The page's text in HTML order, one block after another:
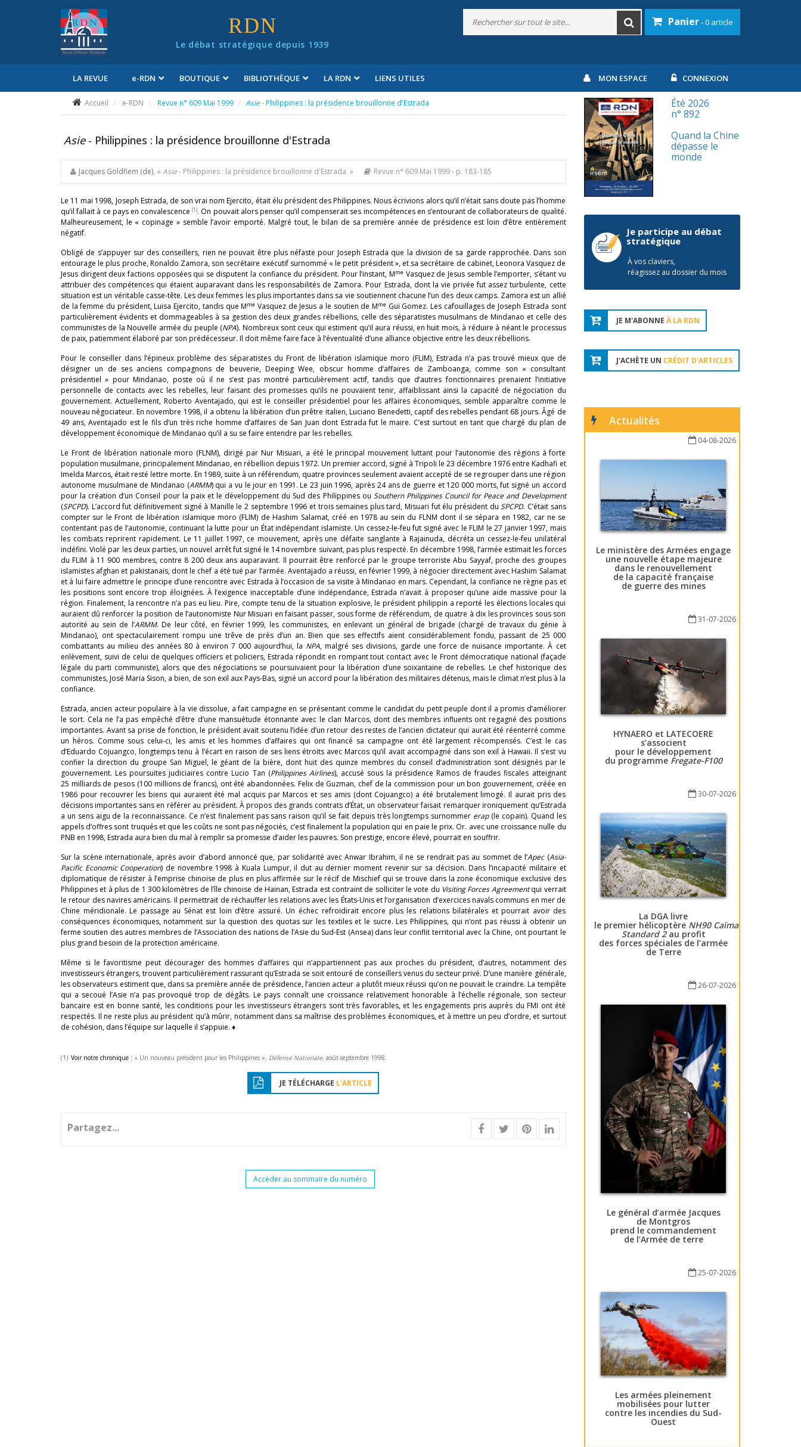
RDN
Le débat stratégique depuis 1939
Panier- 0 article
LA REVUE e-RDN BOUTIQUE BIBLIOTHÈQUE LA RDN LIENS UTILES MON ESPACE CONNEXION
Accueil e-RDN Revue n° 609 Mai 1999 Asie- Philippines : la présidence brouillonne d'Estrada
Asie - Philippines : la présidence brouillonne d'Estrada
Jacques Goldfiem (de), « Asie- Philippines : la présidence brouillonne d'Estrada » Revue n° 609 Mai 1999- p. 183-185
Le 11 mai 1998, Joseph Estrada, de son vrai nom Ejercito, était élu président des Philippines. Nous écrivions alors qu’il n’était sans doute pas l’homme
qu’il fallait à ce pays en convalescence(1). On pouvait alors penser qu’il compenserait ses incompétences en s’entourant de collaborateurs de qualité.
Malheureusement, le « copinage » semble l’avoir emporté. Malgré tout, le bilan de sa première année de présidence est loin d’être entièrement
négatif.
Obligé de s’appuyer sur des conseillers, rien ne pouvait être plus néfaste pour Joseph Estrada que la division de sa garde rapprochée. Dans son
entourage le plus proche, Ronaldo Zamora, son secrétaire exécutif surnommé « le petit président », et sa secrétaire de cabinet, Leonora Vasquez de
Jesus dirigent deux factions opposées qui se disputent la confiance du président. Pour l’instant, Mme Vasquez de Jesus semble l’emporter, s’étant vu
attribuer des compétences qui étaient auparavant dans les responsabilités de Zamora. Pour Estrada, dont la vie privée fut assez turbulente, cette
situation est un véritable casse-tête. Les deux femmes les plus importantes dans sa vie soutiennent chacune l’un des deux camps. Zamora est un allié
de la femme du président, Luisa Ejercito, tandis que Mme Vasquez de Jesus a le soutien de MmeGui Gomez. Les cafouillages de Joseph Estrada sont
particulièrement évidents et dommageables à sa gestion des deux grandes rébellions, celle des séparatistes musulmans de Mindanao et celle des
communistes de la Nouvelle armée du peuple (NPA). Nombreux sont ceux qui estiment qu’il aura réussi, en huit mois, à réduire à néant le processus
de paix, patiemment élaboré par son prédécesseur. Il doit même faire face à l’éventualité d’une alliance objective entre les deux rébellions.
Pour le conseiller dans l’épineux problème des séparatistes du Front de libération islamique moro (FLIM), Estrada n’a pas trouvé mieux que de
désigner un de ses anciens compagnons de beuverie, Deeping Wee, obscur homme d’affaires de Zamboanga, comme son « consultant
présidentiel » pour Mindanao, poste où il ne s’est pas montré particulièrement actif, tandis que d’autres fonctionnaires prenaient l’initiative
personnelle de contacts avec les rebelles, leur faisant des promesses qu’ils ne pouvaient tenir, affaiblissant ainsi la capacité de négociation du
gouvernement. Actuellement, Roberto Aventajado, qui est le conseiller présidentiel pour les affaires économiques, semble apparaître comme le
nouveau négociateur. En novembre 1998, il a obtenu la libération d’un prêtre italien, Luciano Benedetti, captif des rebelles pendant 68 jours. Âgé de
49 ans, Aventajado est le fils d’un très riche homme d’affaires de San Juan dont Estrada fut le maire. C’est surtout en tant que chargé du plan de
développement économique de Mindanao qu’il a su se faire entendre par les rebelles.
Le Front de libération nationale moro (FLNM), dirigé par Nur Misuari, a été le principal mouvement luttant pour l’autonomie des régions à forte
population musulmane, principalement Mindanao, en rébellion depuis 1972. Un premier accord, signé à Tripoli le 23 décembre 1976 entre Kadhafi et
Imelda Marcos, était resté lettre morte. En 1989, suite à un référendum, quatre provinces seulement avaient accepté de se regrouper dans une région
autonome musulmane de Mindanao (ARMM) qui a vu le jour en 1991. Le 23 juin 1996, après 24 ans de guerre et 120 000 morts, fut signé un accord
pour la création d’un Conseil pour la paix et le développement du Sud des Philippines ou Southern Philippines Council for Peace and Development
(SPCPD). L’accord fut définitivement signé à Manille le 2 septembre 1996 et trois semaines plus tard, Misuari fut élu président duSPCPD. C’était sans
compter sur le Front de libération islamique moro (FLIM) de Hashim Salamat, créé en 1978 au sein du FLNM dont il se sépara en 1982, car ne se
contentant pas de l’autonomie, continuant la lutte pour un État indépendant islamiste. Un cessez-le-feu fut signé avec le FLIM le 27 janvier 1997, mais
les combats reprirent rapidement. Le 11 juillet 1997, ce mouvement, après une défaite sanglante à Rajainuda, décréta un cessez-le-feu unilatéral
indéfini. Violé par les deux parties, un nouvel arrêt fut signé le 14 novembre suivant, pas plus respecté. En décembre 1998, l’armée estimait les forces
du FLIM à 11 900 membres, contre 8 200 deux ans auparavant. Il pourrait être renforcé par le groupe terroriste Abu Sayyaf, proche des groupes
islamistes afghan et pakistanais, dont le chef a été tué par l’armée. Aventajado a réussi, en février 1999, à négocier directement avec Hashim Salamat
et à lui faire admettre le principe d’une rencontre avec Estrada à l’occasion de sa visite à Mindanao en mars. Cependant, la confiance ne règne pas et
les positions sont encore trop éloignées. À l’exigence inacceptable d’une indépendance, Estrada n’avait à proposer qu’une aide massive pour la
région. Finalement, la rencontre n’a pas eu lieu. Pire, compte tenu de la situation explosive, le président philippin a reporté les élections locales qui
auraient dû renforcer la position de l’autonomiste Nur Misuari en faisant passer, sous forme de référendum, de quatre à dix les provinces sous son
autorité au sein de l’ARMM. De leur côté, en février 1999, les communistes, en enlevant un général de brigade (chargé de travaux du génie à
Mindanao), ont spectaculairement rompu une trêve de près d’un an. Bien que ses effectifs aient considérablement fondu, passant de 25 000
combattants au milieu des années 80 à environ 7 000 aujourd’hui, la NPA, malgré ses divisions, garde une force de nuisance importante. À cet
enlèvement, suivi de celui de quelques officiers et policiers, Estrada répondit en rompant tout contact avec le Front démocratique national (façade
légale du parti communiste), alors que des négociations se poursuivaient pour la libération d’une soixantaine de rebelles. Le chef historique des
communistes, José Maria Sison, a bien, de son exil aux Pays-Bas, signé un accord pour la libération des militaires détenus, mais le climat n’est plus à la
confiance.
Estrada, ancien acteur populaire à la vie dissolue, a fait campagne en se présentant comme le candidat du petit peuple dont il a promis d’améliorer
le sort. Cela ne l’a pas empêché d’être d’une mansuétude étonnante avec le clan Marcos, dont des membres influents ont regagné des positions
importantes. Avant sa prise de fonction, le président avait soutenu l’idée d’un retour des restes de l’ancien dictateur qui aurait été réenterré comme
un héros. Comme sous celui-ci, les amis et les hommes d’affaires qui ont financé sa campagne ont été largement récompensés. C’est le cas
d’Eduardo Cojuangco, longtemps tenu à l’écart en raison de ses liens étroits avec Marcos qu’il avait accompagné dans son exil à Hawaii. Il s’est vu
confier la direction du groupe San Miguel, le géant de la bière, dont huit des quinze membres du conseil d’administration sont désignés par le
gouvernement. Les poursuites judiciaires contre Lucio Tan (Philippines Airlines), accusé sous la présidence Ramos de fraudes fiscales atteignant
25 milliards de pesos (100 millions de francs), ont été abandonnées. Felix de Guzman, chef de la commission pour un bon gouvernement, créée en
1986 pour recouvrer les biens qui auraient été mal acquis par Marcos et ses amis (dont Cojuangco) a été brutalement limogé. Il aurait pris des
décisions importantes sans en référer au président. À propos des grands contrats d’État, un observateur faisait remarquer ironiquement qu’Estrada
a un sens aigu de la reconnaissance. Ce n’est finalement pas sans raison qu’il se fait depuis très longtemps surnommer erap(le copain). Quand les
appels d’offres sont truqués et que les coûts ne sont pas négociés, c’est finalement la population qui en paie le prix. Or. avec une croissance nulle du
PNB en 1998, Estrada aura bien du mal à remplir sa promesse d’aider les pauvres. Son prestige, encore élevé, pourrait en souffrir.
Sur la scène internationale, après avoir d’abord annoncé que, par solidarité avec Anwar Ibrahim, il ne se rendrait pas au sommet de l’Apec(Asia-
Pacific Economic Cooperation) de novembre 1998 à Kuala Lumpur, il dut au dernier moment revenir sur sa décision. Dans l’incapacité militaire et
diplomatique de résister à l’emprise chinoise de plus en plus affirmée sur le récif de Mischief qui se trouve dans la zone économique exclusive des
Philippines et à plus de 1 300 kilomètres de l’île chinoise de Hainan, Estrada est contraint de solliciter le vote du Visiting Forces Agreementqui verrait
le retour des navires américains. Il permettrait de réchauffer les relations avec les États-Unis et l’organisation d’exercices navals communs en mer de
Chine méridionale. Le passage au Sénat est loin d’être assuré. Un échec refroidirait encore plus les relations bilatérales et pourrait avoir des
conséquences économiques, notamment sur la question des quotas sur les textiles et le sucre. Les Philippines, qui n’ont pas réussi à obtenir un
ferme soutien des autres membres de l’Association des nations de l’Asie du Sud-Est (Ansea) dans leur conflit territorial avec la Chine, ont pourtant le
plus grand besoin de la protection américaine.
Même si le favoritisme peut décourager des hommes d’affaires qui n’appartiennent pas aux proches du président, d’autres, notamment des
investisseurs étrangers, trouvent particulièrement rassurant qu’Estrada se soit entouré de conseillers venus du secteur privé. D’une manière générale,
les observateurs estiment que, dans sa première année de présidence, l’ancien acteur a plutôt mieux réussi qu’on ne pouvait le craindre. La tempête
qui a secoué l’Asie n’a pas provoqué trop de dégâts. Le pays connaît une croissance relativement honorable à l’échelle régionale, son secteur
bancaire est en bonne santé, les conditions pour les investisseurs étrangers sont très favorables, et les engagements pris auprès du FMI ont été
respectés. Il ne reste plus au président qu’à mûrir, notamment dans sa maîtrise des problèmes économiques, et à mettre un peu d’ordre, et surtout
de cohésion, dans l’équipe sur laquelle il s’appuie. ♦
(1) Voir notre chronique : « Un nouveau président pour les Philippines », Défense Nationale, août-septembre 1998.
JE TÉLÉCHARGE L'ARTICLE
Partagez...
Accéder au sommaire du numéro
Été 2026
n° 892
Quand la Chine
dépasse le
monde
Je participe au débat
stratégique
À vos claviers,
réagissez au dossier du mois
JE M'ABONNE À LA RDN
J'ACHÈTE UN CRÉDIT D'ARTICLES
Actualités
04-08-2026
Le ministère des Armées engage
une nouvelle étape majeure
dans le renouvellement
de la capacité française
de guerre des mines
31-07-2026
HYNAERO et LATECOERE
s’associent
pour le développement
du programme Fregate-F100
30-07-2026
La DGA livre
le premier hélicoptère NH90 Caïman
Standard 2au profit
des forces spéciales de l’armée
de Terre
26-07-2026
Le général d’armée Jacques
de Montgros
prend le commandement
de l’Armée de terre
25-07-2026
Les armées pleinement
mobilisées pour lutter
contre les incendies du Sud-
Ouest